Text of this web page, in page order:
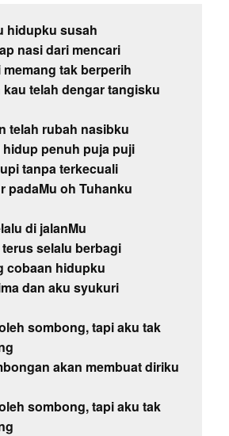
hidupku susah
nasi dari mencari
tak berperih
telah dengar tangisku
telah rubah nasibku
penuh puja puji
tanpa terkecuali
padaMu oh Tuhanku
di jalanMu
selalu berbagi
cobaan hidupku
dan aku syukuri
sombong, tapi aku tak
akan membuat diriku
sombong, tapi aku tak